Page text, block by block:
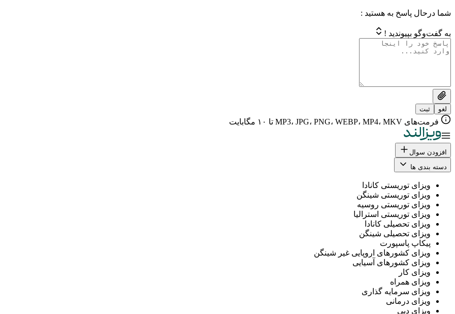
شما درحال پاسخ به هستید :
به گفت‌وگو بپیوندید !
لغو ثبت
فرمت‌های MP3، JPG، PNG، WEBP، MP4، MKV تا ۱۰ مگابایت
افزودن سوال
دسته بندی ها
ویزای توریستی کانادا
ویزای توریستی شینگن
ویزای توریستی روسیه
ویزای توریستی استرالیا
ویزای تحصیلی کانادا
ویزای تحصیلی شینگن
پیکاپ پاسپورت
ویزای کشورهای اروپایی غیر شینگن
ویزای کشورهای آسیایی
ویزای کار
ویزای همراه
ویزای سرمایه گذاری
ویزای درمانی
ویزای دبی